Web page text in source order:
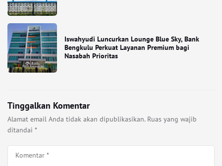
Iswahyudi Luncurkan Lounge Blue Sky, Bank
Bengkulu Perkuat Layanan Premium bagi
Nasabah Prioritas
Tinggalkan Komentar
Alamat email Anda tidak akan dipublikasikan. Ruas yang wajib
ditandai *